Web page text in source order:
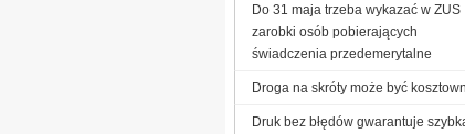
Do 31 maja trzeba wykazać w ZUS
zarobki osób pobierających
świadczenia przedemerytalne
Droga na skróty może być
Druk bez błędów gwarantuje